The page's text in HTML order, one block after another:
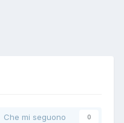
Che mi seguono 0